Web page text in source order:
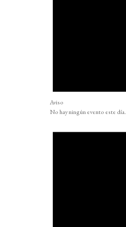
Aviso
No hay ningún evento este día.